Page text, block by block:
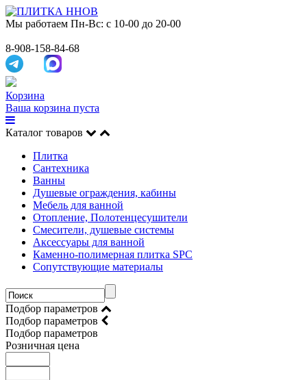
Мы работаем Пн-Вс: с 10-00 до 20-00
8-908-158-84-68
Корзина
Ваша корзина пуста
Каталог товаров
Плитка
Сантехника
Ванны
Душевые ограждения, кабины
Мебель для ванной
Отопление, Полотенцесушители
Смесители, душевые системы
Аксессуары для ванной
Каменно-полимерная плитка SPC
Сопутствующие материалы
Подбор параметров
Подбор параметров
Подбор параметров
Розничная цена